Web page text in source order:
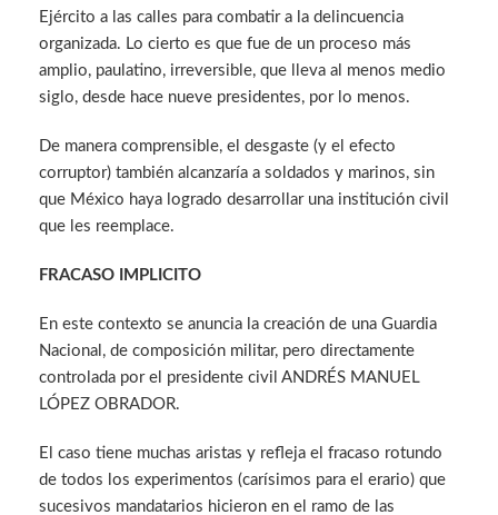
Ejército a las calles para combatir a la delincuencia
organizada. Lo cierto es que fue de un proceso más
amplio, paulatino, irreversible, que lleva al menos medio
siglo, desde hace nueve presidentes, por lo menos.
De manera comprensible, el desgaste (y el efecto
corruptor) también alcanzaría a soldados y marinos, sin
que México haya logrado desarrollar una institución civil
que les reemplace.
FRACASO IMPLICITO
En este contexto se anuncia la creación de una Guardia
Nacional, de composición militar, pero directamente
controlada por el presidente civil ANDRÉS MANUEL
LÓPEZ OBRADOR.
El caso tiene muchas aristas y refleja el fracaso rotundo
de todos los experimentos (carísimos para el erario) que
sucesivos mandatarios hicieron en el ramo de las